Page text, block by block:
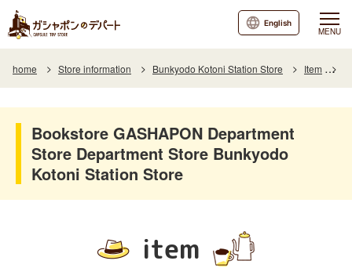
MENU
English
home Store information Bunkyodo Kotoni Station Store Item
Bookstore GASHAPON Department
Store Department Store Bunkyodo
Kotoni Station Store
item